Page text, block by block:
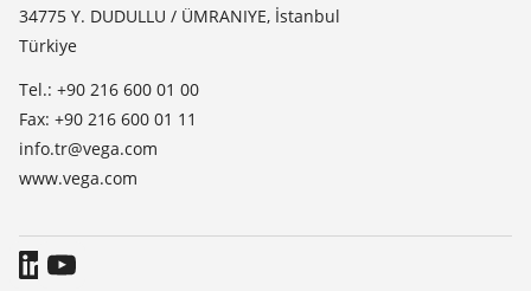
Blog
34775 Y. DUDULLU / ÜMRANIYE, İstanbul
Türkiye
Tel.: +90 216 600 01 00
Fax: +90 216 600 01 11
info.tr@vega.com
www.vega.com